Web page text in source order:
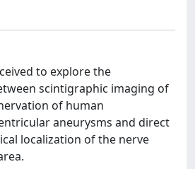
to explore the
scintigraphic imaging of
of human
aneurysms and direct
localization of the nerve